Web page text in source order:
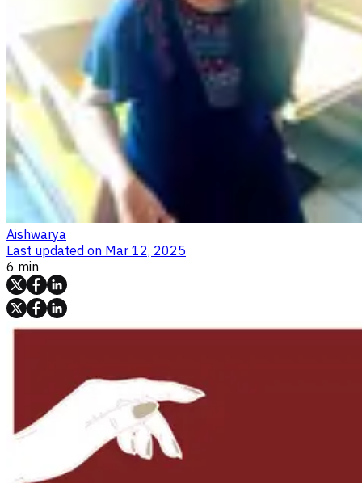
Aishwarya
Last updated on Mar 12, 2025
6 min